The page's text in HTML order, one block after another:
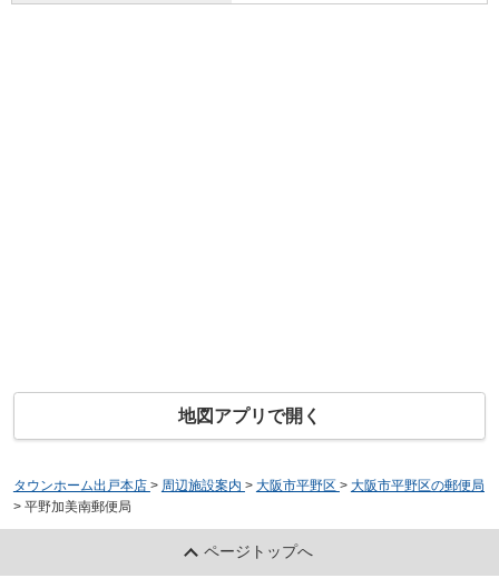
地図アプリで開く
タウンホーム出戸本店 > 周辺施設案内 > 大阪市平野区 > 大阪市平野区の郵便局
> 平野加美南郵便局
ページトップへ